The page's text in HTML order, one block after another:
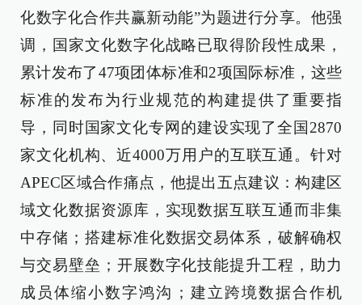
化数字化合作共赢新动能”为题进行分享。他强
调，国家文化数字化战略已取得阶段性成果，
累计发布了47项团体标准和2项国际标准，这些
标准的发布为行业规范的构建提供了重要指
导，同时国家文化专网的建设实现了全国2870
家文化机构、近4000万用户的互联互通。针对
APEC区域合作痛点，他提出五点建议：构建区
域文化数据资源库，实现数据互联互通而非集
中存储；搭建标准化数据交易体系，破解确权
与交易壁垒；开展数字化技能提升工程，助力
成员体缩小数字鸿沟；建立跨境数据合作机